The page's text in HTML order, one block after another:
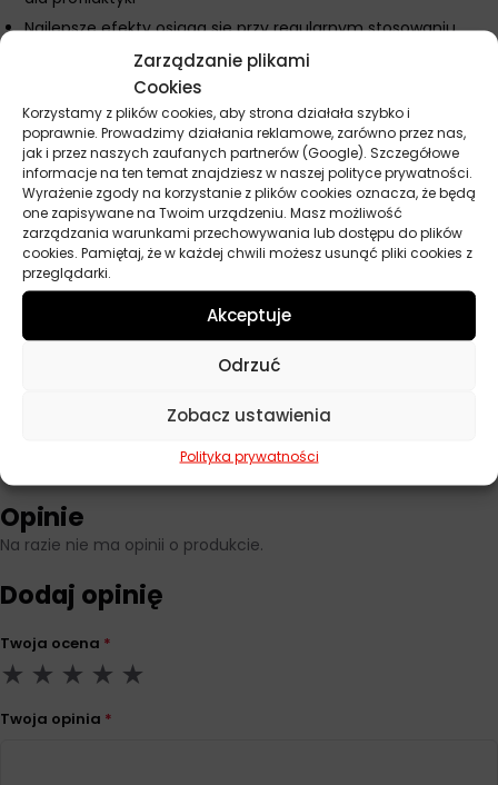
Zarządzanie plikami
Cookies
Korzystamy z plików cookies, aby strona działała szybko i
poprawnie. Prowadzimy działania reklamowe, zarówno przez nas,
jak i przez naszych zaufanych partnerów (Google). Szczegółowe
informacje na ten temat znajdziesz w naszej polityce prywatności.
Wyrażenie zgody na korzystanie z plików cookies oznacza, że będą
one zapisywane na Twoim urządzeniu. Masz możliwość
zarządzania warunkami przechowywania lub dostępu do plików
cookies. Pamiętaj, że w każdej chwili możesz usunąć pliki cookies z
przeglądarki.
Akceptuje
Odrzuć
Zobacz ustawienia
Polityka prywatności
Najlepsze efekty osiąga się przy regularnym stosowaniu
Nie stosuj preparatu w przypadku całkowitego zablokowania
filtra DPF
Podczas aplikacji preparatu zapewnij dobrą wentylację
pomieszczenia
Przed użyciem zapoznaj się z instrukcją producenta pojazdu
dotyczącą obsługi filtra DPF
Parametry techniczne
MA Professional
5 l
Opinie
Na razie nie ma opinii o produkcie.
Dodaj opinię
Twoja ocena *
Twoja opinia *